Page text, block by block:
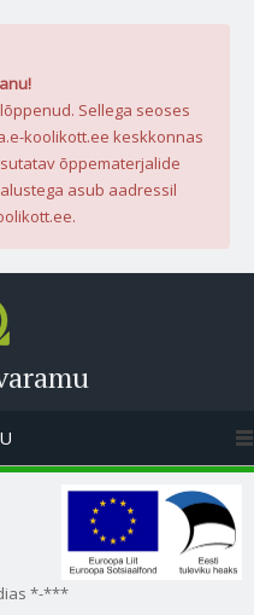
Sellega seoses
koolikott.ee keskkonnas
õppematerjalide
asub aadressil
*-***